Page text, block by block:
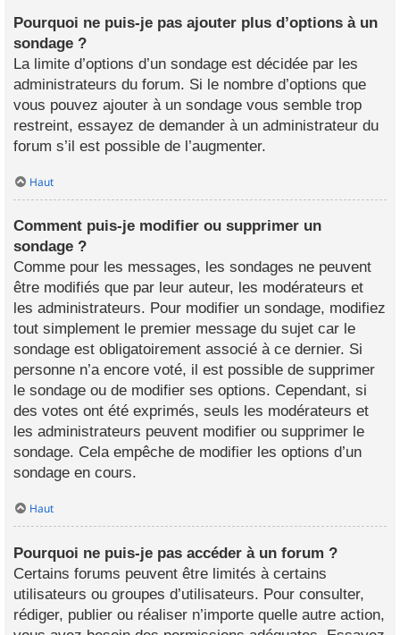
Pourquoi ne puis-je pas ajouter plus d’options à un
sondage ?
La limite d’options d’un sondage est décidée par les
administrateurs du forum. Si le nombre d’options que
vous pouvez ajouter à un sondage vous semble trop
restreint, essayez de demander à un administrateur du
forum s’il est possible de l’augmenter.
Haut
Comment puis-je modifier ou supprimer un
sondage ?
Comme pour les messages, les sondages ne peuvent
être modifiés que par leur auteur, les modérateurs et
les administrateurs. Pour modifier un sondage, modifiez
tout simplement le premier message du sujet car le
sondage est obligatoirement associé à ce dernier. Si
personne n’a encore voté, il est possible de supprimer
le sondage ou de modifier ses options. Cependant, si
des votes ont été exprimés, seuls les modérateurs et
les administrateurs peuvent modifier ou supprimer le
sondage. Cela empêche de modifier les options d’un
sondage en cours.
Haut
Pourquoi ne puis-je pas accéder à un forum ?
Certains forums peuvent être limités à certains
utilisateurs ou groupes d’utilisateurs. Pour consulter,
rédiger, publier ou réaliser n’importe quelle autre action,